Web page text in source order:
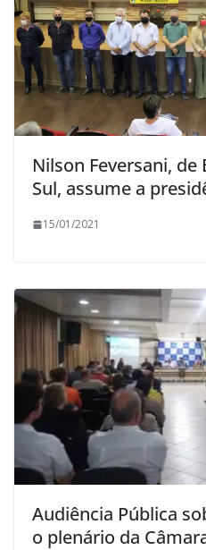
Nilson Feversani, de
Sul, assume a
15/01/2021
Audiência Pública
o plenário da